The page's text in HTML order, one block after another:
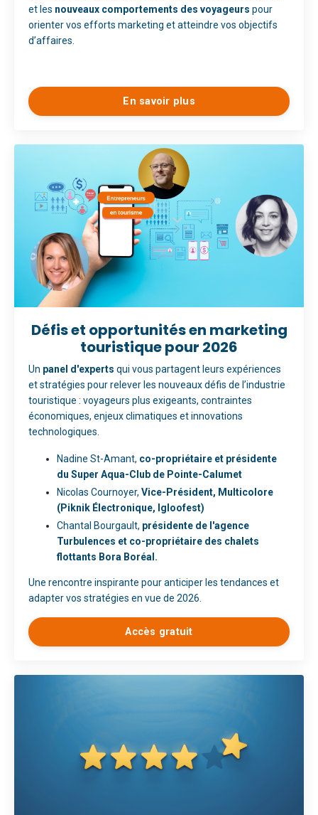
et les nouveaux comportements des voyageurs pour
orienter vos efforts marketing et atteindre vos objectifs
d’affaires.
En savoir plus
Défis et opportunités en marketing
touristiquepour 2026
Un panel d'experts qui vous partagent leurs expériences
et stratégies pour relever les nouveaux défis de l’industrie
touristique : voyageurs plus exigeants, contraintes
économiques, enjeux climatiques et innovations
technologiques.
Nadine St-Amant, co-propriétaire et présidente
du Super Aqua-Club de Pointe-Calumet
Nicolas Cournoyer, Vice-Président, Multicolore
(Piknik Électronique, Igloofest)
Chantal Bourgault, présidente de l'agence
Turbulences et co-propriétaire des chalets
flottants Bora Boréal.
Une rencontre inspirante pour anticiper les tendances et
adapter vos stratégies en vue de 2026.
Accès gratuit